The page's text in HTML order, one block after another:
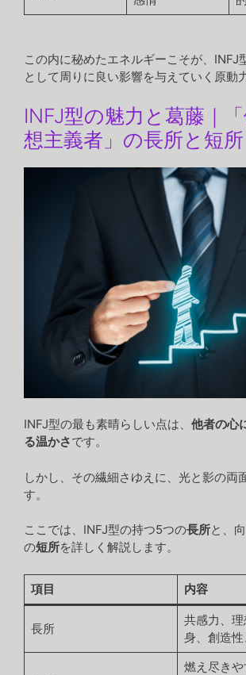
この内に秘めたエネルギーこそが、INFJ
として周りに良い影響を与えていく原動
INFJ型の魅力と葛藤｜
想主義者」の長所と短所
INFJ型の最も素晴らしい点は、 他者の心
る温かさです。
しかし、その繊細さゆえに、光と影の両
す。
ここでは、INFJ型の持つ5つの長所と、
の短所を詳しく解説します。
項目 内容
長所
共感力、
身、創造性
燃え尽き